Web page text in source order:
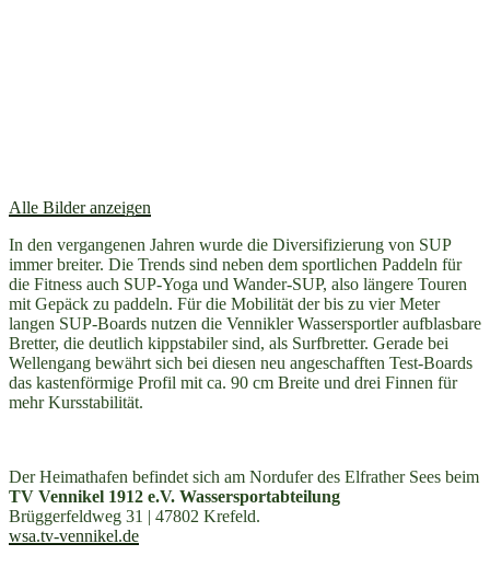
Alle Bilder anzeigen
In den vergangenen Jahren wurde die Diversifizierung von SUP
immer breiter. Die Trends sind neben dem sportlichen Paddeln für
die Fitness auch SUP-Yoga und Wander-SUP, also längere Touren
mit Gepäck zu paddeln. Für die Mobilität der bis zu vier Meter
langen SUP-Boards nutzen die Vennikler Was­ser­­sportler aufblasbare
Bretter, die deutlich kipp­stabiler sind, als Surfbretter. Gerade bei
Wellengang bewährt sich bei diesen neu ange­schafften Test-Boards
das kasten­förmige Profil mit ca. 90 cm Breite und drei Finnen für
mehr Kurs­stabilität.
Der Heimathafen befindet sich am Nordufer des Elfrather Sees beim
TV Vennikel 1912 e.V. Wassersportabteilung
Brüggerfeldweg 31 | 47802 Krefeld.
wsa.tv-vennikel.de